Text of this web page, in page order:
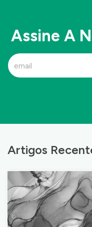
Assine A
Artigos